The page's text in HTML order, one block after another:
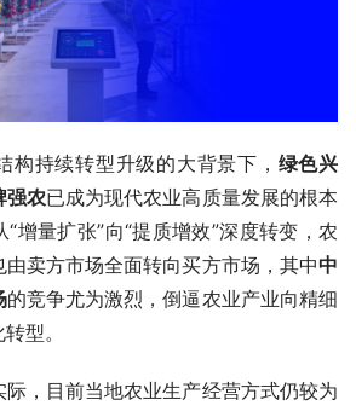
构持续转型升级的大背景下， 绿色兴
强农已成为现代农业高质量发展的根本
增量扩张”向“提质增效”深度转变，农
卖方市场全面转向买方市场，其中中
的竞争尤为激烈，倒逼农业产业向精细
型。
，目前当地农业生产经营方式仍较为